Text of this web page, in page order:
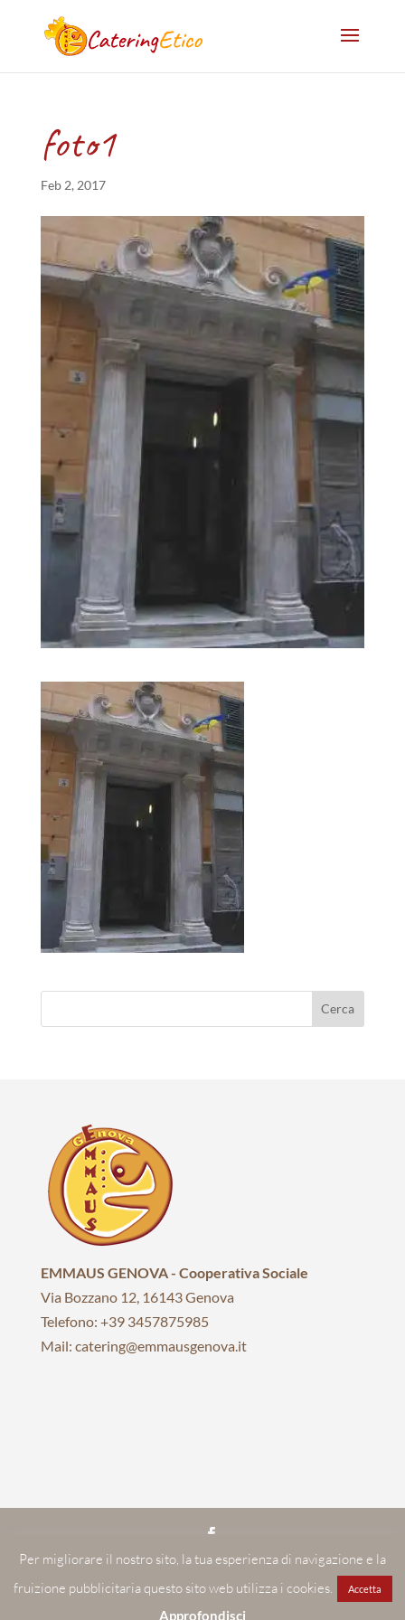
foto1
Feb 2, 2017
EMMAUS GENOVA - Cooperativa Sociale
Via Bozzano 12, 16143 Genova
Telefono: +39 3457875985
Mail: catering@emmausgenova.it
EMMAUS GENOVA | Società cooperativa sociale | C.F./P.I.:
01070710999
Realizzato con ♥ da Mochi Design
Per migliorare il nostro sito, la tua esperienza di navigazione e la
fruizione pubblicitaria questo sito web utilizza i cookies.
Accetta
Approfondisci